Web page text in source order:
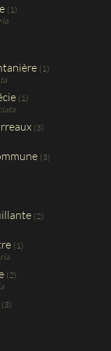
(1)
(1)
(1)
(3)
(3)
(2)
(1)
(2)
(3)